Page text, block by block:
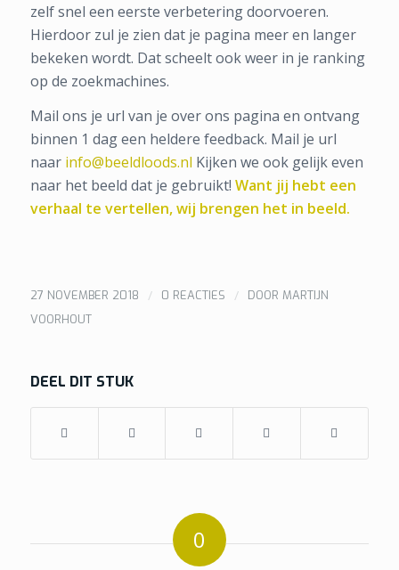
zelf snel een eerste verbetering doorvoeren.
Hierdoor zul je zien dat je pagina meer en langer
bekeken wordt. Dat scheelt ook weer in je ranking
op de zoekmachines.
Mail ons je url van je over ons pagina en ontvang
binnen 1 dag een heldere feedback. Mail je url
naar info@beeldloods.nl Kijken we ook gelijk even
naar het beeld dat je gebruikt! Want jij hebt een
verhaal te vertellen, wij brengen het in beeld.
27 NOVEMBER 2018 / 0 REACTIES / DOOR MARTIJN
VOORHOUT
DEEL DIT STUK
0